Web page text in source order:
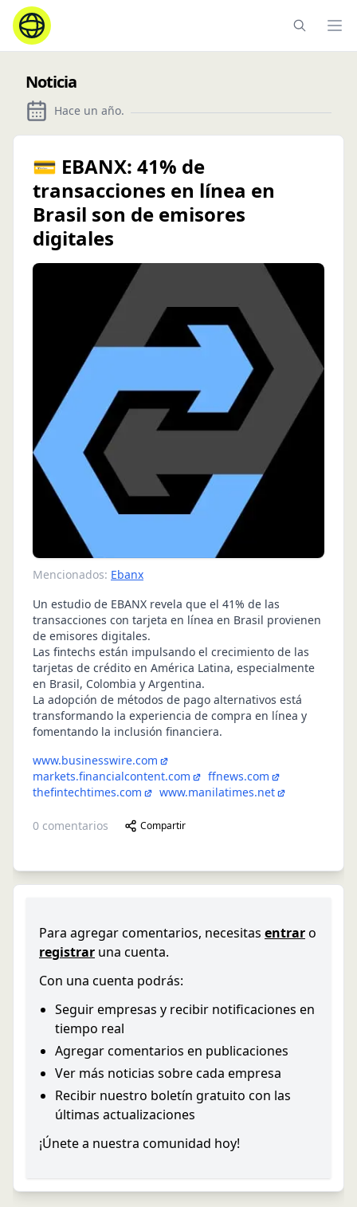
Noticia
Hace un año.
💳 EBANX: 41% de
transacciones en línea en
Brasil son de emisores
digitales
Mencionados: Ebanx
Un estudio de EBANX revela que el 41% de las
transacciones con tarjeta en línea en Brasil provienen
de emisores digitales.
Las fintechs están impulsando el crecimiento de las
tarjetas de crédito en América Latina, especialmente
en Brasil, Colombia y Argentina.
La adopción de métodos de pago alternativos está
transformando la experiencia de compra en línea y
fomentando la inclusión financiera.
www.businesswire.com
markets.financialcontent.com
ffnews.com
thefintechtimes.com
www.manilatimes.net
0 comentarios Compartir
Para agregar comentarios, necesitas entraro
registrar una cuenta.
Con una cuenta podrás:
Seguir empresas y recibir notificaciones en
tiempo real
Agregar comentarios en publicaciones
Ver más noticias sobre cada empresa
Recibir nuestro boletín gratuito con las
últimas actualizaciones
¡Únete a nuestra comunidad hoy!